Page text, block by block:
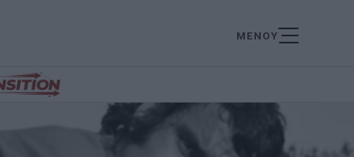
ΜΕΝΟΥ